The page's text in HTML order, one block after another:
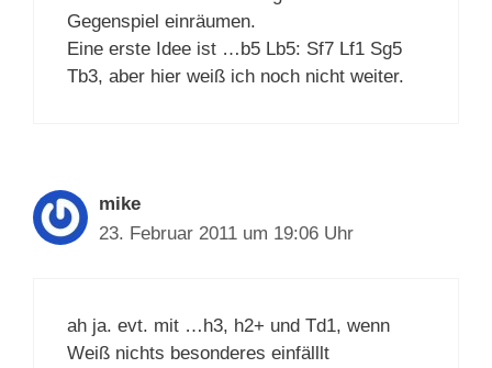
Gegenspiel einräumen.
Eine erste Idee ist …b5 Lb5: Sf7 Lf1 Sg5
Tb3, aber hier weiß ich noch nicht weiter.
mike
23. Februar 2011 um 19:06 Uhr
ah ja. evt. mit …h3, h2+ und Td1, wenn
Weiß nichts besonderes einfälllt